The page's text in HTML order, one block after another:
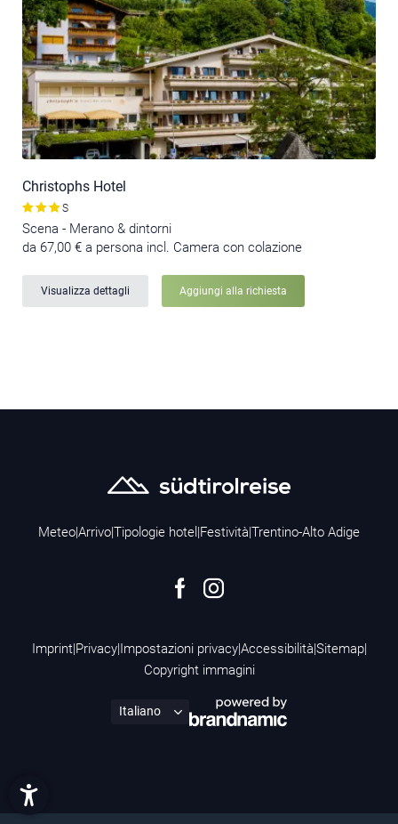
Christophs Hotel
S
Scena - Merano & dintorni
da 67,00 € a persona incl. Camera con colazione
Visualizza dettagli Aggiungi alla richiesta
MeteoArrivoTipologie hotel Festività Trentino-Alto Adige
Imprint| Privacy| Impostazioni privacy|Accessibilità Sitemap|
Copyright immagini